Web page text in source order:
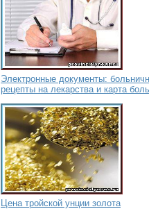
Электронные документы:
рецепты на лекарства и карта
Цена тройской унции золота